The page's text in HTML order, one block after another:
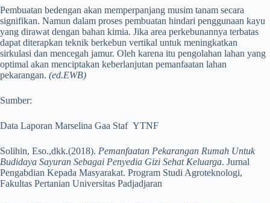
Pembuatan bedengan akan memperpanjang musim tanam secara
signifikan. Namun dalam proses pembuatan hindari penggunaan kayu
yang dirawat dengan bahan kimia. Jika area perkebunannya terbatas
dapat diterapkan teknik berkebun vertikal untuk meningkatkan
sirkulasi dan mencegah jamur. Oleh karena itu pengolahan lahan yang
optimal akan menciptakan keberlanjutan pemanfaatan lahan
pekarangan. (ed.EWB)
Sumber:
Data Laporan Marselina Gaa Staf YTNF
Solihin, Eso.,dkk.(2018). Pemanfaatan Pekarangan Rumah Untuk
Budidaya Sayuran Sebagai Penyedia Gizi Sehat Keluarga. Jurnal
Pengabdian Kepada Masyarakat. Program Studi Agroteknologi,
Fakultas Pertanian Universitas Padjadjaran